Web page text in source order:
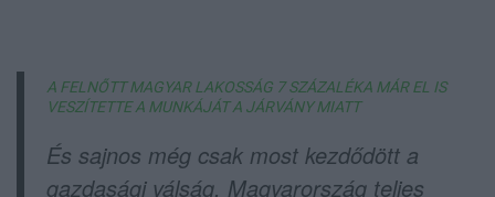
A FELNŐTT MAGYAR LAKOSSÁG 7 SZÁZALÉKA MÁR EL IS
VESZÍTETTE A MUNKÁJÁT A JÁRVÁNY MIATT
És sajnos még csak most kezdődött a
gazdasági válság. Magyarország teljes